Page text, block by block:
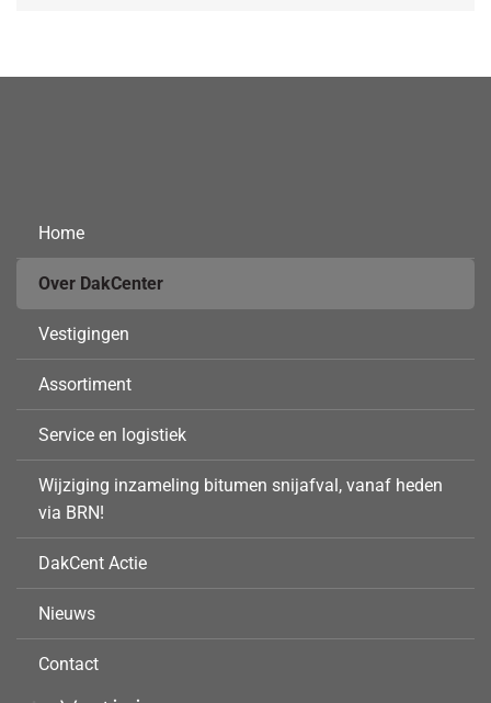
Home
Over DakCenter
Vestigingen
Assortiment
Service en logistiek
Wijziging inzameling bitumen snijafval, vanaf heden
via BRN!
DakCent Actie
Nieuws
Contact